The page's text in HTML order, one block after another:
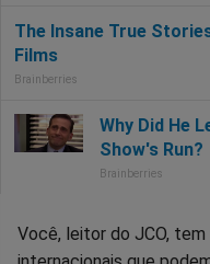
Você, leitor do JCO,